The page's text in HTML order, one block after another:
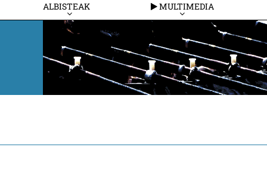
ALBISTEAK MULTIMEDIA